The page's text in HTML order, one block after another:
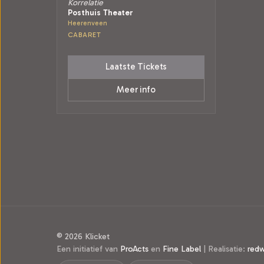
Korrelatie
Posthuis Theater
Heerenveen
CABARET
Laatste Tickets
Meer info
© 2026 Klicket
Een initiatief van ProActs en Fine Label | Realisatie: